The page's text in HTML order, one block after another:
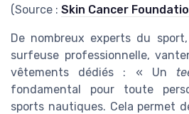
(Source : Skin Cancer
De nombreux experts du
surfeuse professionnelle,
vêtements dédiés : « Un
fondamental pour toute
sports nautiques. Cela permet